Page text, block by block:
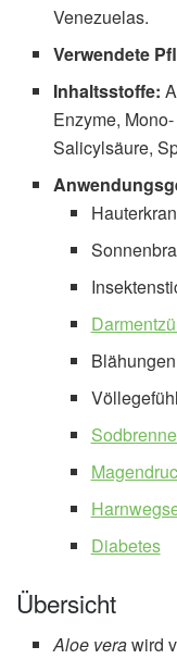
Venezuelas.
Verwendete
Inhaltsstoffe:
Enzyme,
Salicylsäure,
Blähungen
Völlegefühl
Diabetes
Übersicht
Aloe verawird